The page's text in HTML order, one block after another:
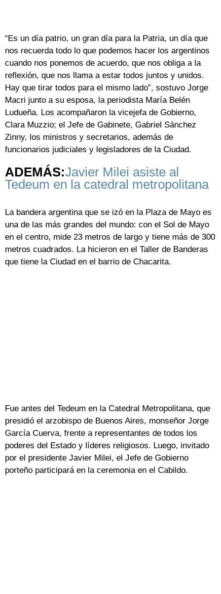
“Es un día patrio, un gran día para la Patria, un día que
nos recuerda todo lo que podemos hacer los argentinos
cuando nos ponemos de acuerdo, que nos obliga a la
reflexión, que nos llama a estar todos juntos y unidos.
Hay que tirar todos para el mismo lado”, sostuvo Jorge
Macri junto a su esposa, la periodista María Belén
Ludueña. Los acompañaron la vicejefa de Gobierno,
Clara Muzzio; el Jefe de Gabinete, Gabriel Sánchez
Zinny, los ministros y secretarios, además de
funcionarios judiciales y legisladores de la Ciudad.
ADEMÁS:Javier Milei asiste al
Tedeum en la catedral metropolitana
La bandera argentina que se izó en la Plaza de Mayo es
una de las más grandes del mundo: con el Sol de Mayo
en el centro, mide 23 metros de largo y tiene más de 300
metros cuadrados. La hicieron en el Taller de Banderas
que tiene la Ciudad en el barrio de Chacarita.
Fue antes del Tedeum en la Catedral Metropolitana, que
presidió el arzobispo de Buenos Aires, monseñor Jorge
García Cuerva, frente a representantes de todos los
poderes del Estado y líderes religiosos. Luego, invitado
por el presidente Javier Milei, el Jefe de Gobierno
porteño participará en la ceremonia en el Cabildo.